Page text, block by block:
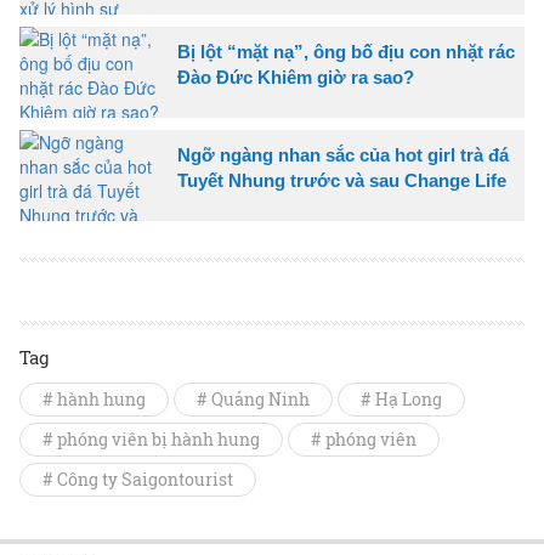
Bị lột “mặt nạ”, ông bố địu con nhặt rác
Đào Đức Khiêm giờ ra sao?
Ngỡ ngàng nhan sắc của hot girl trà đá
Tuyết Nhung trước và sau Change Life
Tag
# hành hung # Quảng Ninh
# Hạ Long
# phóng viên bị hành hung
# phóng viên
# Công ty Saigontourist